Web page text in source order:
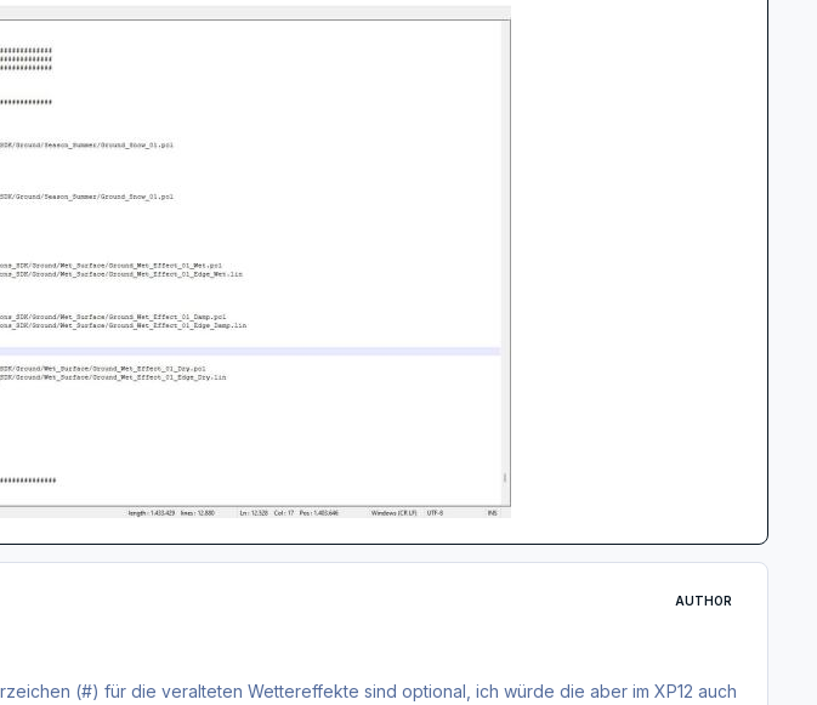
AUTHOR
(#) für die veralteten Wettereffekte sind optional, ich würde die aber im XP12 auch